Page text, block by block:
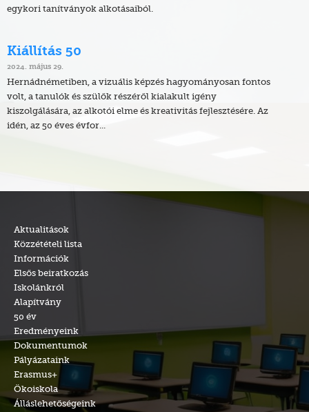
egykori tanítványok alkotásaiból.
Kiállítás 50
2024. május 29.
Hernádnémetiben, a vizuális képzés hagyományosan fontos
volt, a tanulók és szülők részéről kialakult igény
kiszolgálására, az alkotói elme és kreativitás fejlesztésére. Az
idén, az 50 éves évfor...
Aktualitások
Közzétételi lista
Információk
Elsős beiratkozás
Iskolánkról
Alapítvány
50 év
Eredményeink
Dokumentumok
Pályázataink
Erasmus+
Ökoiskola
Álláslehetőségeink